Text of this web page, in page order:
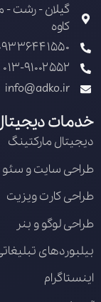
کاوه
013-91002552
info@adko.ir
خدمات
دیجیتال مارکتینگ
طراحی سایت و سئو
طراحی کارت ویزیت
طراحی لوگو و بنر
بیلبوردهای
اینستاگرام